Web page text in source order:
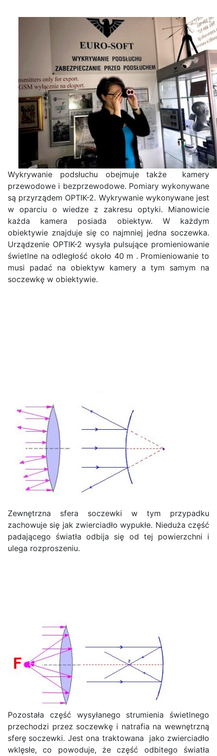
Wykrywanie podsłuchu obejmuje także kamery
przewodowe i bezprzewodowe. Pomiary wykonywane
są przyrządem OPTIK-2. Wykrywanie wykonywane jest
w oparciu o wiedze z zakresu optyki. Mianowicie
każda kamera posiada obiektyw. W każdym
obiektywie znajduje się co najmniej jedna soczewka.
Urządzenie OPTIK-2 wysyła pulsujące promieniowanie
świetlne na odległość około 40 m . Promieniowanie to
musi padać na obiektyw kamery a tym samym na
soczewkę w obiektywie.
Zewnętrzna sfera soczewki w tym przypadku
zachowuje się jak zwierciadło wypukłe. Nieduża część
padającego światła odbija się od tej powierzchni i
ulega rozproszeniu.
Pozostała część wysyłanego strumienia świetlnego
przechodzi przez soczewkę i natrafia na wewnętrzną
sferę soczewki. Jest ona traktowana jako zwierciadło
wklęsłe, co powoduje, że część odbitego światła